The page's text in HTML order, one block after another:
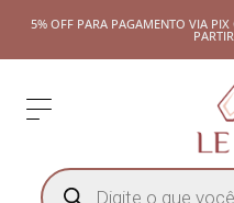
5% OFF PARA PAGAMENTO VIA